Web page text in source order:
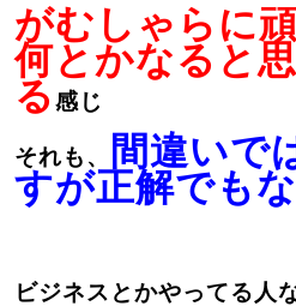
がむしゃらに
何とかなると
る 感じ
それも、
間違いで
すが正解でも
ビジネスとかやってる人